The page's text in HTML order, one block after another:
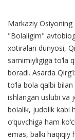
Product
Summery
Markaziy
"Bolaligim"
xotiralari dunyosi,
samimiyligiga to‘la
boradi. Asarda
to‘la bola qalbi
ishlangan uslubi va
bolalik, judolik kabi
o‘quvchiga ham
emas, balki haqiqiy